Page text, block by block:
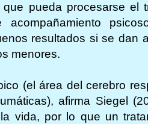
pueda procesarse el
acompañamiento
resultados si se dan
menores.
(el área del cerebro
afirma Siegel
vida, por lo que un